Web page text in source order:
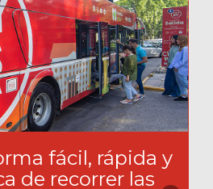
fácil, rápida y
de recorrer las